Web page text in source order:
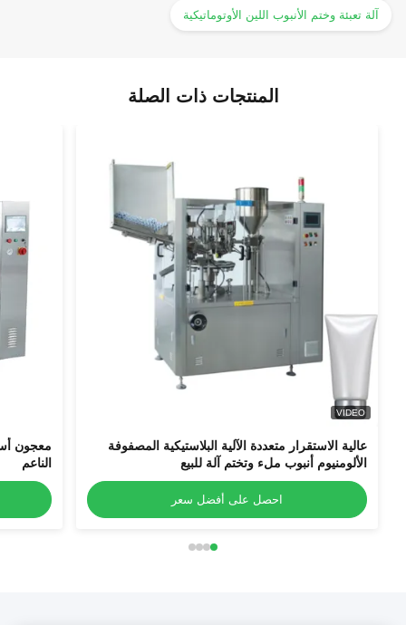
آلة تعبئة وختم الأنبوب اللين الأوتوماتيكية
المنتجات ذات الصلة
VIDEO
عالية الاستقرار متعددة الآلية البلاستيكية المصفوفة
الألومنيوم أنبوب ملء وتختم آلة للبيع
احصل على أفضل سعر
معجون
الناعم